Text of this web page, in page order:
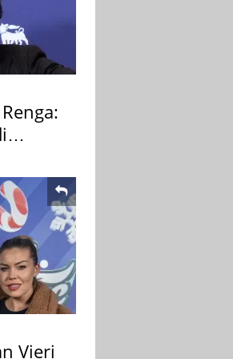
Vieri